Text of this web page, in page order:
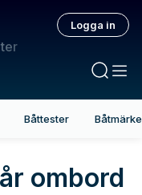
Logga in
Båttester
ombord